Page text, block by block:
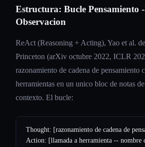
Estructura: Bucle Pensamiento
Observacion
ReAct (Reasoning + Acting), Yao et al.
Princeton (arXiv octubre 2022, ICLR
razonamiento de cadena de pensamiento
herramientas en un unico bloc de notas
contexto. El bucle:
Thought: [razonamiento de cadena de
Action: [llamada a herramienta -- nombre